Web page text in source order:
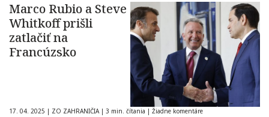
Marco Rubio a Steve
Whitkoff prišli
zatlačiť na
Francúzsko
17. 04. 2025 | ZO ZAHRANIČIA | 3 min. čítania | Žiadne komentáre